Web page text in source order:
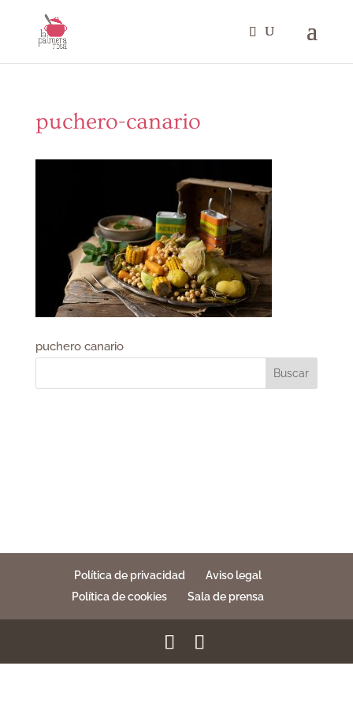
puchero-canario
puchero canario
Buscar
Política de privacidad
Aviso legal
Política de cookies
Sala de prensa